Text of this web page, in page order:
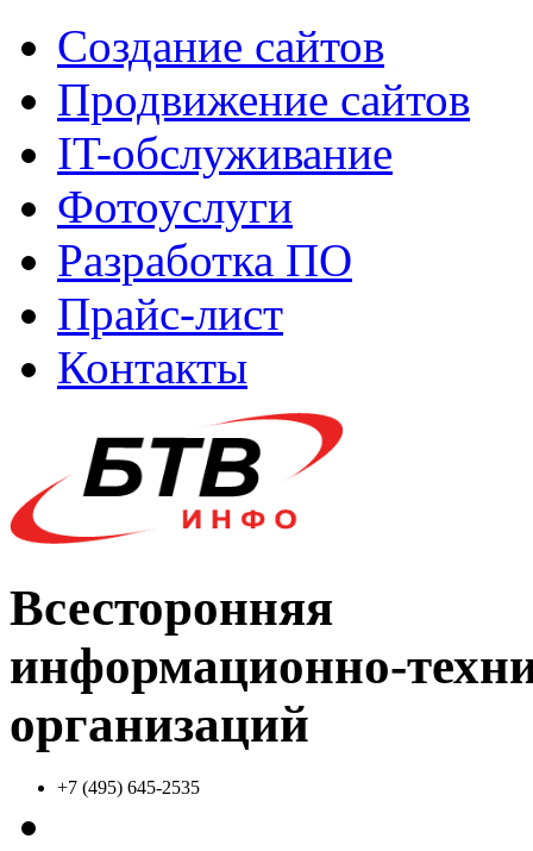
Создание сайтов
Продвижение сайтов
IT-обслуживание
Фотоуслуги
Разработка ПО
Прайс-лист
Контакты
Всесторонняя
информационно-
организаций
+7 (495) 645-2535